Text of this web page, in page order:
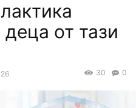
от тази
0
30